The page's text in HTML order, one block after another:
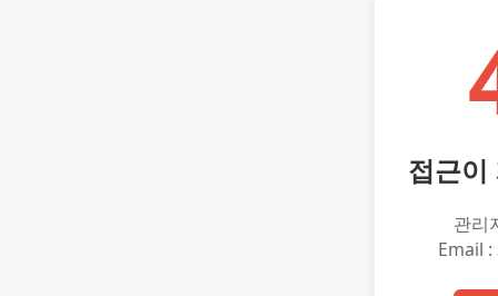
접근이
관리
Email